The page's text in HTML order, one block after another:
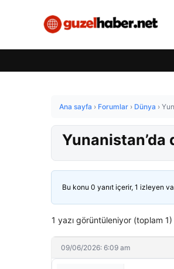
Ana sayfa › Forumlar › Dünya ›
Yunanistan’da
Bu konu 0 yanıt içerir, 1 izleyen
1 yazı görüntüleniyor (toplam 1)
09/06/2026: 6:09 am